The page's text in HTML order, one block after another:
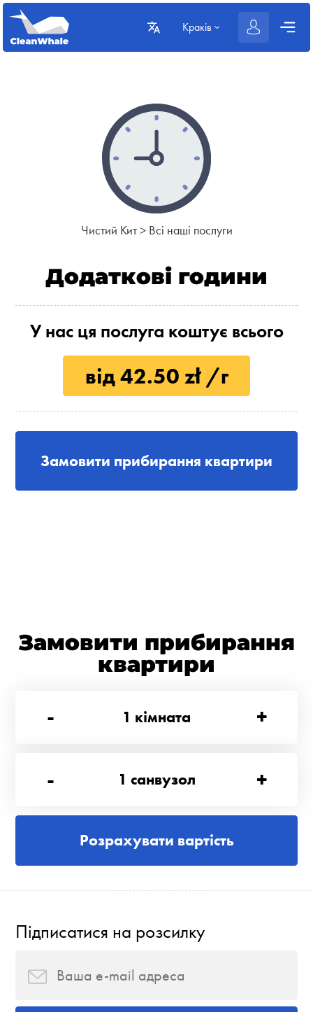
Краків
Чистий Кит > Всі наші послуги
Додаткові години
У нас ця послуга коштує всього
від 42.50 zł /г
Замовити прибирання квартири
Замовити прибирання
квартири
-
1 кімната +
- 1 санвузол +
Розрахувати вартість
Підписатися на розсилку